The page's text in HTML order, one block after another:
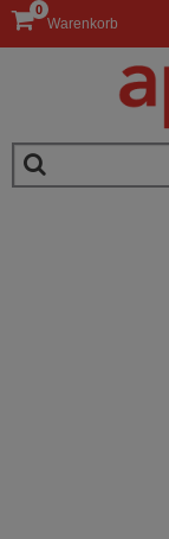
Warenkorb
0